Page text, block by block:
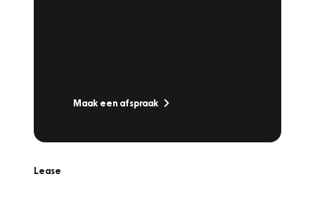
Maak een afspraak
Lease